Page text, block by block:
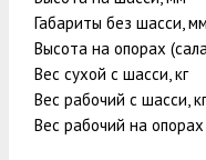
Габариты без шасси, мм
Высота на опорах
Вес сухой с шасси, кг
Вес рабочий с шасси, кг
Вес рабочий на опорах